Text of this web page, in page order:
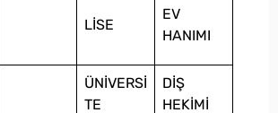
LİSE
EV
HANIMI
ÜNİVERSİ
TE
DİŞ
HEKİMİ